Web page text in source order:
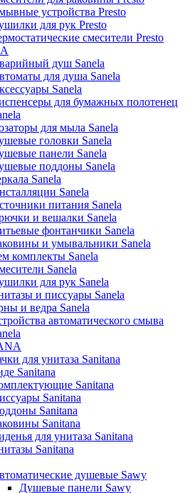
устройства Presto
для рук Presto
смесители Presto
душ Sanela
для душа Sanela
Sanela
для бумажных полотенец
для мыла Sanela
головки Sanela
панели Sanela
поддоны Sanela
Sanela
Sanela
питания Sanela
и вешалки Sanela
фонтанчики Sanela
и умывальники Sanela
комплекты Sanela
Sanela
для рук Sanela
и писсуары Sanela
и ведра Sanela
автоматического смыва
для унитаза Sanitana
Sanitana
Sanitana
Sanitana
Sanitana
Sanitana
для унитаза Sanitana
Sanitana
душевые Sawy
Душевые панели Sawy